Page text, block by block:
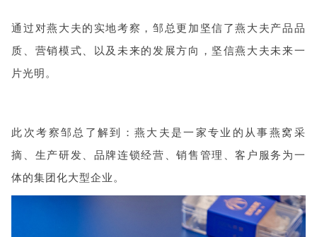
通过对燕大夫的实地考察， 邹总更加坚信了燕大夫产品品
质、营销模式、以及未来的发展方向，坚信燕大夫未来一
片光明。
此次考察邹总了解到：燕大夫是一家专业的从事燕窝采
摘、生产研发、品牌连锁经营、销售管理、客户服务为一
体的集团化大型企业。